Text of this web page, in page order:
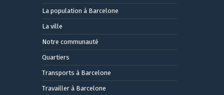
La population à Barcelone
La ville
Notre communauté
Quartiers
Transports à Barcelone
Travailler à Barcelone